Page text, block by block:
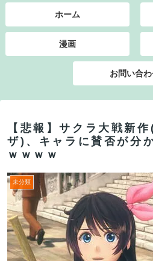
ホーム
漫画
お問い合
【悲報】サクラ大戦新
ザ)、キャラに賛否が分
ｗｗｗｗ
未分類